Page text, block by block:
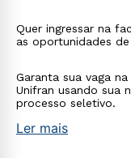
Quer ingressar na
as oportunidades
Garanta sua vaga
Unifran usando sua
processo seletivo.
Ler mais